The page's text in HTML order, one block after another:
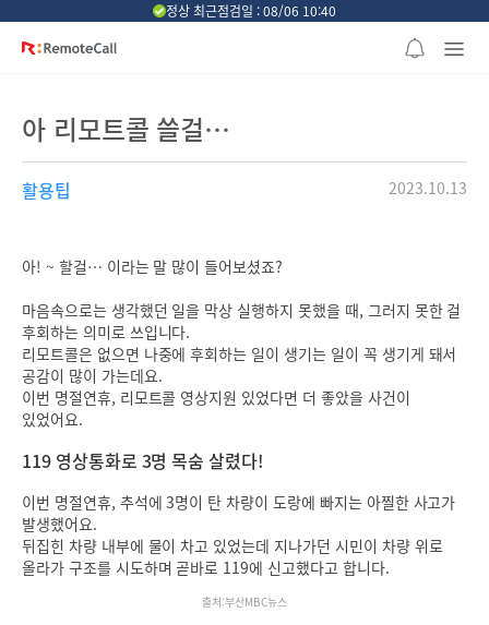
정상 최근점검일 : 08/06 10:40
아 리모트콜 쓸걸…
활용팁 2023.10.13
아! ~ 할걸… 이라는 말 많이 들어보셨죠?
마음속으로는 생각했던 일을 막상 실행하지 못했을 때, 그러지 못한 걸
후회하는 의미로 쓰입니다.
리모트콜은 없으면 나중에 후회하는 일이 생기는 일이 꼭 생기게 돼서
공감이 많이 가는데요.
이번 명절연휴, 리모트콜 영상지원 있었다면 더 좋았을 사건이
있었어요.
119 영상통화로 3명 목숨 살렸다!
이번 명절연휴, 추석에 3명이 탄 차량이 도랑에 빠지는 아찔한 사고가
발생했어요.
뒤집힌 차량 내부에 물이 차고 있었는데 지나가던 시민이 차량 위로
올라가 구조를 시도하며 곧바로 119에 신고했다고 합니다.
출처:부산MBC뉴스